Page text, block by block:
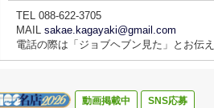
TEL 088-622-3705
MAIL sakae.kagayaki@gmail.com
電話の際は「ジョブヘブン見た」とお伝え
動画掲載中 SNS応募